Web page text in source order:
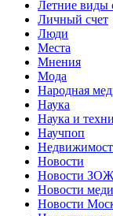
Летние виды
Личный счет
Люди
Места
Мнения
Мода
Народная
Наука
Наука и
Научпоп
Новости
Новости ЗОЖ
Новости
Новости